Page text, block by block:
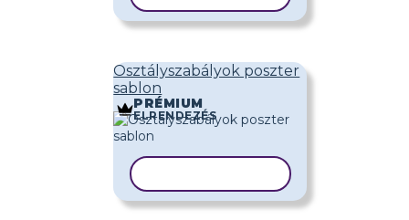
Osztályszabályok poszter
sablon
PRÉMIUM
ELRENDEZÉS